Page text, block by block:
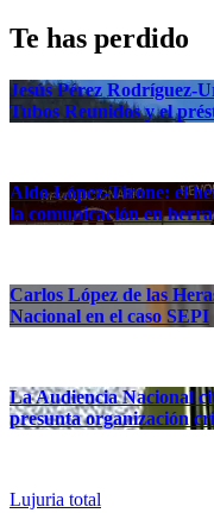
Te has perdido
Jesús Pérez Rodríguez-
Tubos Reunidos y el
Aldo López-Tirone: el
la comunicación en
Carlos López de las
Nacional en el caso SEPI
La Audiencia Nacional
presunta organización
Lujuria total